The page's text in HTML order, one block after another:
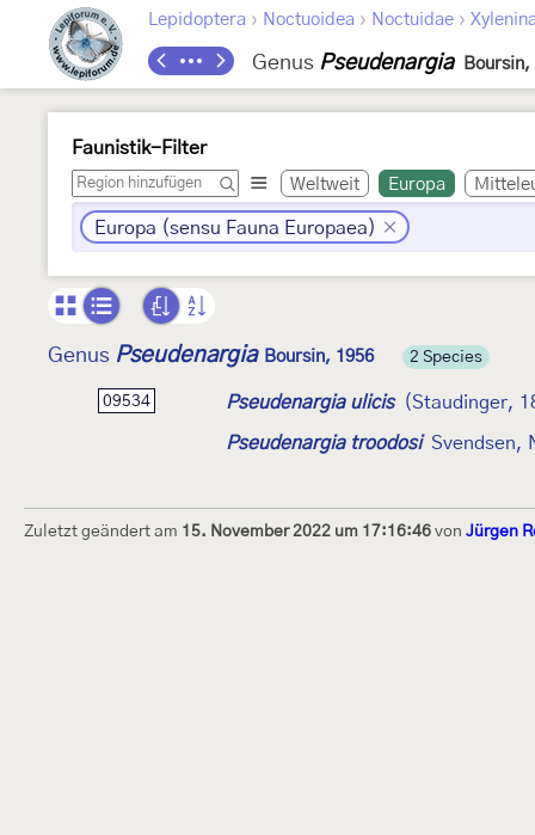
Lepidoptera › Noctuoidea › Noctuidae ›
Genus Pseudenargia Boursin,
Faunistik-Filter
Weltweit Europa
Europa (sensu Fauna Europaea)
Genus Pseudenargia Boursin, 1956 2 Species
09534 Pseudenargia ulicis (Staudinger,
Pseudenargia troodosi Svendsen,
Zuletzt geändert am 15. November 2022 um 17:16:46 von Jürgen